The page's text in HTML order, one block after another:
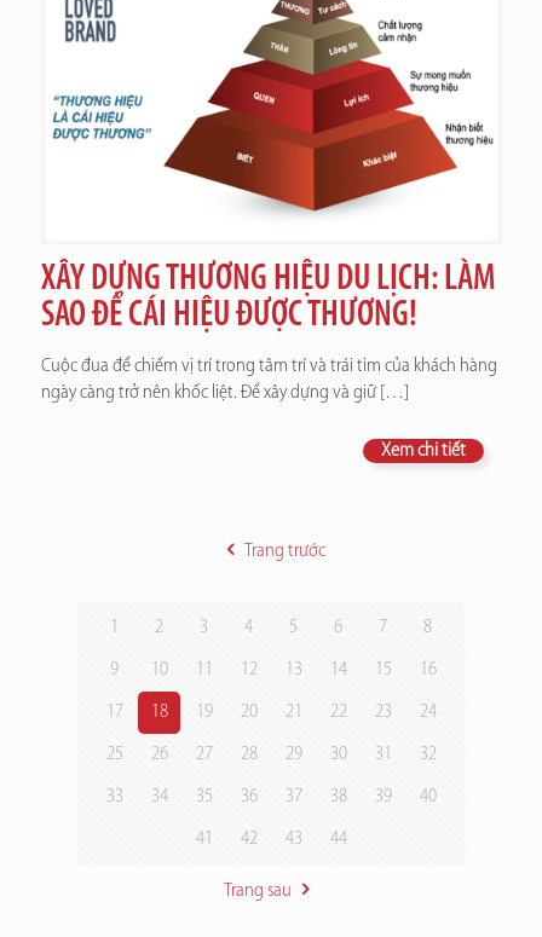
XÂY DỰNG THƯƠNG HIỆU DU LỊCH: LÀM
SAO ĐỂ CÁI HIỆU ĐƯỢC THƯƠNG!
Cuộc đua để chiếm vị trí trong tâm trí và trái tim của khách hàng
ngày càng trở nên khốc liệt. Để xây dựng và giữ[…]
Xem chi tiết
Trang trước
1 2 3 4 5 6 7 8
9 10 11 12 13 14 15 16
17 18 19 20 21 22 23 24
25 26 27 28 29 30 31 32
33 34 35 36 37 38 39 40
41 42 43 44
Trang sau